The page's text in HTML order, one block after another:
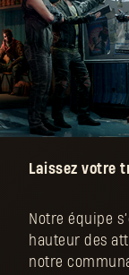
Laissez votre
Notre équipe
hauteur des
notre